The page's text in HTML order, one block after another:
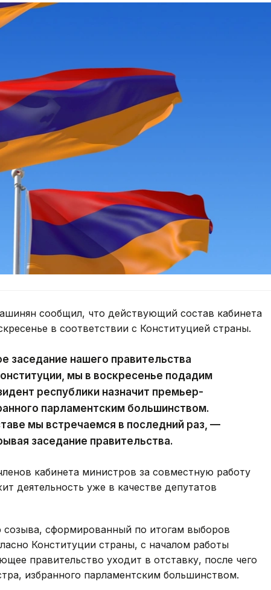
сообщил, что действующий состав кабинета
в соответствии с Конституцией страны.
заседание нашего правительства
мы в воскресенье подадим
республики назначит премьер-
парламентским большинством.
мы встречаемся в последний раз, —
заседание правительства.
кабинета министров за совместную работу
деятельность уже в качестве депутатов
сформированный по итогам выборов
Конституции страны, с началом работы
правительство уходит в отставку, после чего
избранного парламентским большинством.